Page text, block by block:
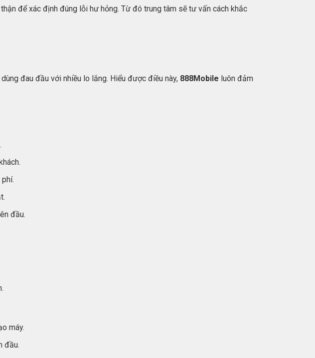
để xác định đúng lỗi hư hỏng. Từ đó trung tâm sẽ tư vấn cách khắc
đau đầu với nhiều lo lắng. Hiểu được điều này, 888Mobile luôn đảm
đầu.
máy.
đầu.